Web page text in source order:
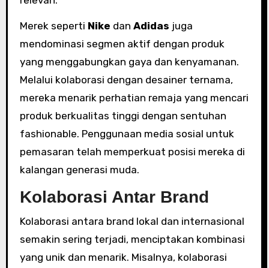
Merek seperti Nike dan Adidas juga
mendominasi segmen aktif dengan produk
yang menggabungkan gaya dan kenyamanan.
Melalui kolaborasi dengan desainer ternama,
mereka menarik perhatian remaja yang mencari
produk berkualitas tinggi dengan sentuhan
fashionable. Penggunaan media sosial untuk
pemasaran telah memperkuat posisi mereka di
kalangan generasi muda.
Kolaborasi Antar Brand
Kolaborasi antara brand lokal dan internasional
semakin sering terjadi, menciptakan kombinasi
yang unik dan menarik. Misalnya, kolaborasi